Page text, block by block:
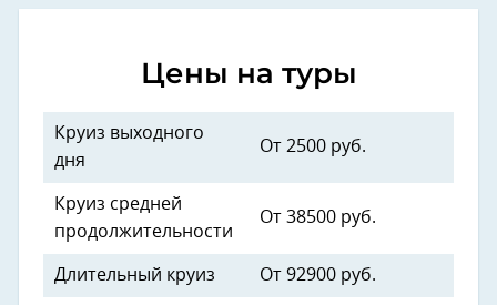
Цены на туры
Круиз выходного
дня
От 2500 руб.
Круиз средней
продолжительности
От 38500 руб.
Длительный круиз От 92900 руб.